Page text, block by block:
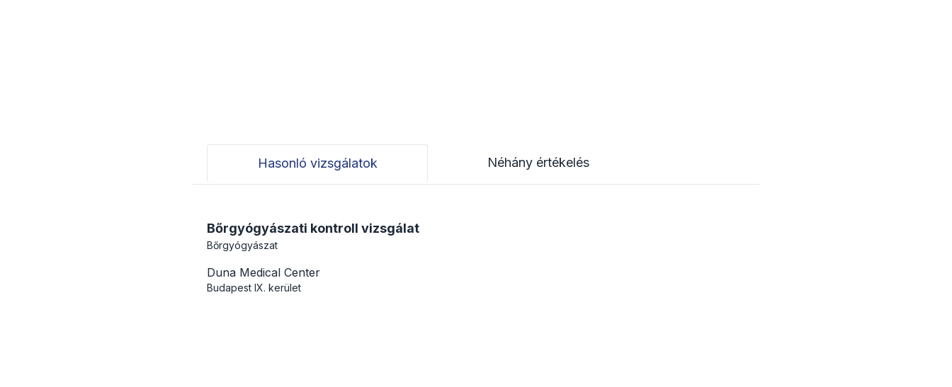
Hasonló vizsgálatok Néhány értékelés
Bőrgyógyászati kontroll vizsgálat
Bőrgyógyászat
Duna Medical Center
Budapest IX. kerület